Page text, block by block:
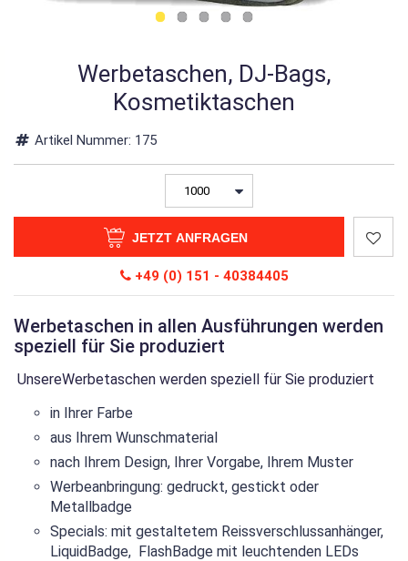
Werbetaschen, DJ-Bags,
Kosmetiktaschen
Artikel Nummer: 175
JETZT ANFRAGEN
+49 (0) 151 - 40384405
Werbetaschen in allen Ausführungen werden
speziell für Sie produziert
UnsereWerbetaschen werden speziell für Sie produziert
in Ihrer Farbe
aus Ihrem Wunschmaterial
nach Ihrem Design, Ihrer Vorgabe, Ihrem Muster
Werbeanbringung: gedruckt, gestickt oder
Metallbadge
Specials: mit gestaltetem Reissverschlussanhänger,
LiquidBadge, FlashBadge mit leuchtenden LEDs